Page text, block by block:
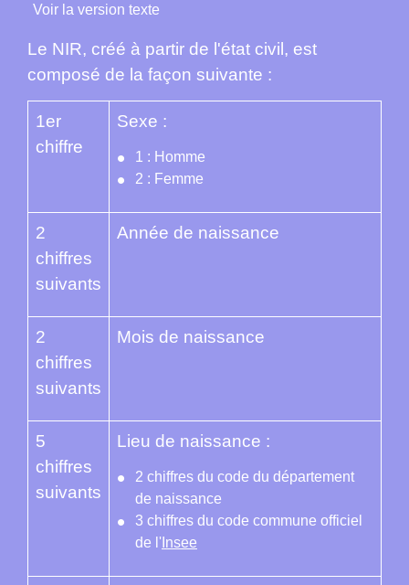
Voir la version texte
Le NIR, créé à partir de l'état civil, est
composé de la façon suivante :
1er
chiffre
Sexe :
1 : Homme
2 : Femme
2
chiffres
suivants
Année de naissance
2
chiffres
suivants
Mois de naissance
5
chiffres
suivants
Lieu de naissance :
2 chiffres du code du département
de naissance
3 chiffres du code commune officiel
de l' Insee